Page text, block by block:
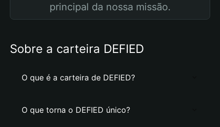
principal da nossa missão.
Sobre a carteira DEFIED
O que é a carteira de DEFIED?
O que torna o DEFIED único?